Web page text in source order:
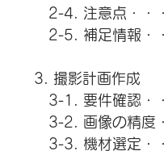
2-4. 注意点・・・
2-5. 補足情報・・
3. 撮影計画作成
3-1. 要件確認・・
3-2. 画像の精度
3-3. 機材選定・・